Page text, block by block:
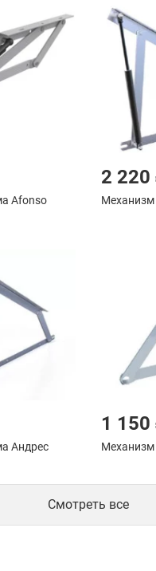
Afonso
2 220
Андрес
1 150
Смотреть все